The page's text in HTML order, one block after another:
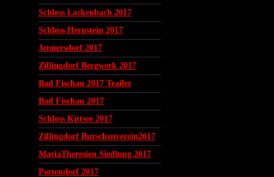
Schloss Lackenbach 2017
Schloss Hernstein 2017
Jennersdorf 2017
Zillingdorf Bergwerk 2017
Bad Fischau 2017 Trailer
Bad Fischau 2017
Schloss Kittsee 2017
Zillingdorf Burschenverein2017
MariaTheresien Siedlung 2017
Pottendorf 2017